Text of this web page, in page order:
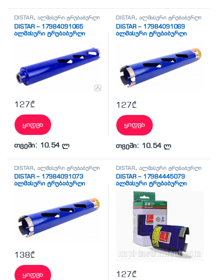
DISTAR, ალმასური ტრუბაბურღი
DISTAR – 17984091065
ალმასური ტრუბაბურღი
127₾
ყიდვა
თვეში: 10.54 ლ
DISTAR, ალმასური ტრუბაბურღი
DISTAR – 17984091069
ალმასური ტრუბაბურღი
127₾
ყიდვა
თვეში: 10.54 ლ
DISTAR, ალმასური ტრუბაბურღი
DISTAR – 17984091073
ალმასური ტრუბაბურღი
138₾
ყიდვა
DISTAR, ალმასური ტრუბაბურღი
DISTAR – 17984445079
ალმასური ტრუბაბურღი
127₾